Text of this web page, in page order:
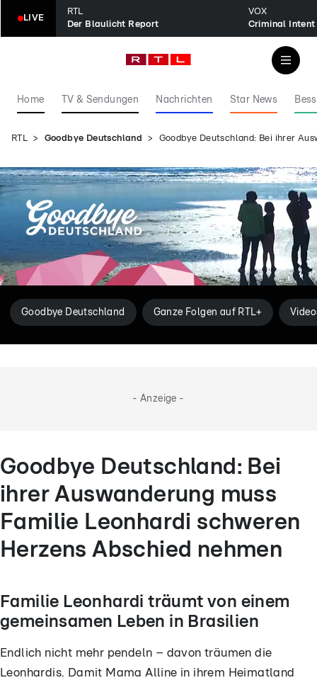
LIVE
RTL
Der Blaulicht Report
VOX
Home TV & Sendungen Nachrichten Star News
RTL Goodbye Deutschland Goodbye Deutschland: Bei ihrer
Goodbye Deutschland Ganze Folgen auf RTL+
- Anzeige -
Goodbye Deutschland: Bei
ihrer Auswanderung muss
Familie Leonhardi schweren
Herzens Abschied nehmen
Familie Leonhardi träumt von einem
gemeinsamen Leben in Brasilien
Endlich nicht mehr pendeln – davon träumen die
Leonhardis. Damit Mama Alline in ihrem Heimatland